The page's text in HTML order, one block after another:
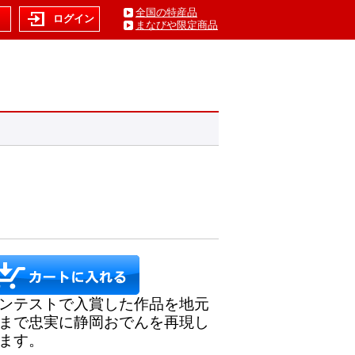
ログイン
全国の特産品
まなびや限定商品
テストで入賞した作品を地元
で忠実に静岡おでんを再現し
す。